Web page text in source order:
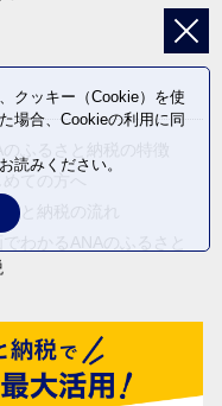
さと納税の流れ
クッキー（Cookie）を使
場合、Cookieの利用に同
読みください。